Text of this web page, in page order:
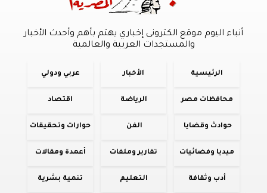
أنباء اليوم موقع الكترونى إخباري يهتم بأهم وأحدث الأخبار
والمستجدات العربية والعالمية
الرئيسية الأخبار عربي ودولي
محافظات مصر الرياضة اقتصاد
حوادث وقضايا الفن حوارات وتحقيقات
ميديا وفضائيات تقارير وملفات أعمدة ومقالات
أدب وثقافة التعليم تنمية بشرية